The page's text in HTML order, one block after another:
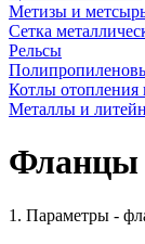
Метизы и
Сетка
Рельсы
Котлы отопления
Металлы и
Фланцы
1. Параметры -